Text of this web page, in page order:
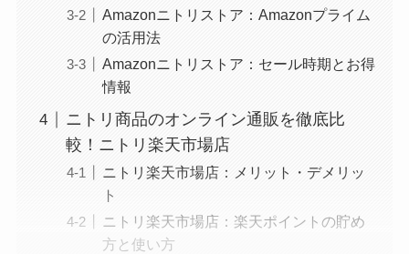
Amazonニトリストア：Amazonプライム
の活用法
Amazonニトリストア：セール時期とお得
情報
ニトリ商品のオンライン通販を徹底比
較！ニトリ楽天市場店
ニトリ楽天市場店：メリット・デメリッ
ト
ニトリ楽天市場店：楽天ポイントの貯め
方と使い方